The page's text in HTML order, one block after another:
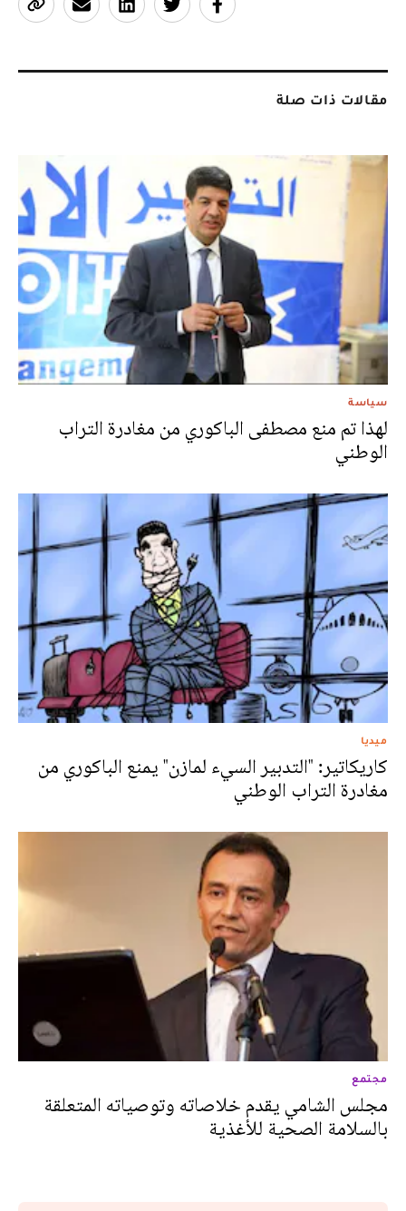
مقالات ذات صلة
سياسة
لهذا تم منع مصطفى الباكوري من مغادرة التراب
الوطني
ميديا
كاريكاتير: "التدبير السيء لمازن" يمنع الباكوري من
مغادرة التراب الوطني
مجتمع
مجلس الشامي يقدم خلاصاته وتوصياته المتعلقة
بالسلامة الصحية للأغذية